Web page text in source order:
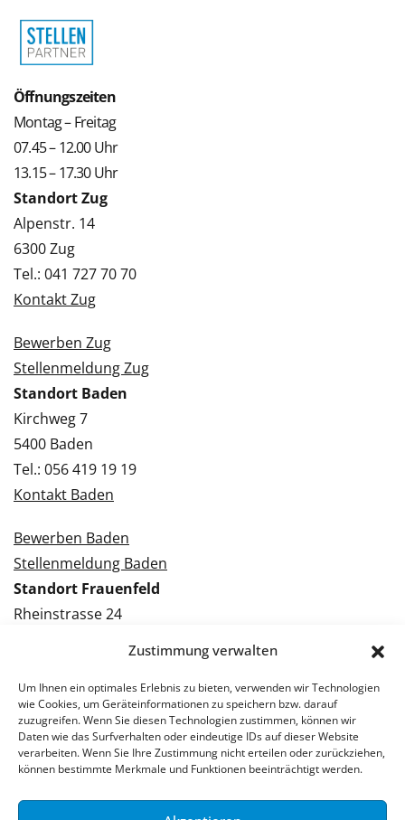
Zustimmung verwalten
Um Ihnen ein optimales Erlebnis zu bieten, verwenden wir Technologien
wie Cookies, um Geräteinformationen zu speichern bzw. darauf
zuzugreifen. Wenn Sie diesen Technologien zustimmen, können wir
Daten wie das Surfverhalten oder eindeutige IDs auf dieser Website
verarbeiten. Wenn Sie Ihre Zustimmung nicht erteilen oder zurückziehen,
können bestimmte Merkmale und Funktionen beeinträchtigt werden.
Öffnungszeiten
Montag – Freitag
07.45 – 12.00 Uhr
13.15 – 17.30 Uhr
Standort Zug
Alpenstr. 14
6300 Zug
Tel.: 041 727 70 70
Kontakt Zug
Bewerben Zug
Stellenmeldung Zug
Standort Baden
Kirchweg 7
5400 Baden
Tel.: 056 419 19 19
Kontakt Baden
Bewerben Baden
Stellenmeldung Baden
Standort Frauenfeld
Rheinstrasse 24
Kontakt Frauenfeld
Bewerben Frauenfeld
Stellenmeldung Frauenfeld